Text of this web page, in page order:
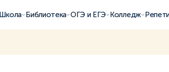
Школа Библиотека ОГЭ и ЕГЭ Колледж